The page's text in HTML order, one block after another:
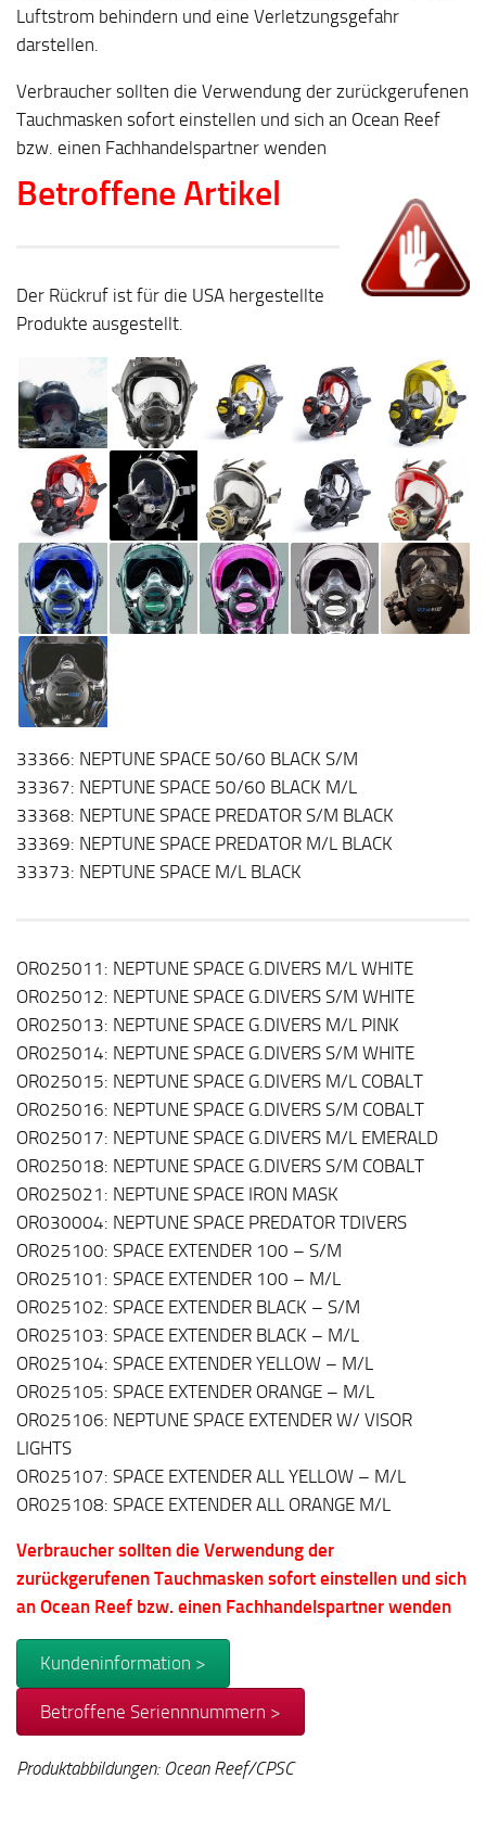
Luftstrom behindern und eine Verletzungsgefahr
darstellen.
Verbraucher sollten die Verwendung der zurückgerufenen
Tauchmasken sofort einstellen und sich an Ocean Reef
bzw. einen Fachhandelspartner wenden
Betroffene Artikel
Der Rückruf ist für die USA hergestellte
Produkte ausgestellt.
33366: NEPTUNE SPACE 50/60 BLACK S/M
33367: NEPTUNE SPACE 50/60 BLACK M/L
33368: NEPTUNE SPACE PREDATOR S/M BLACK
33369: NEPTUNE SPACE PREDATOR M/L BLACK
33373: NEPTUNE SPACE M/L BLACK
OR025011: NEPTUNE SPACE G.DIVERS M/L WHITE
OR025012: NEPTUNE SPACE G.DIVERS S/M WHITE
OR025013: NEPTUNE SPACE G.DIVERS M/L PINK
OR025014: NEPTUNE SPACE G.DIVERS S/M WHITE
OR025015: NEPTUNE SPACE G.DIVERS M/L COBALT
OR025016: NEPTUNE SPACE G.DIVERS S/M COBALT
OR025017: NEPTUNE SPACE G.DIVERS M/L EMERALD
OR025018: NEPTUNE SPACE G.DIVERS S/M COBALT
OR025021: NEPTUNE SPACE IRON MASK
OR030004: NEPTUNE SPACE PREDATOR TDIVERS
OR025100: SPACE EXTENDER 100 – S/M
OR025101: SPACE EXTENDER 100 – M/L
OR025102: SPACE EXTENDER BLACK – S/M
OR025103: SPACE EXTENDER BLACK – M/L
OR025104: SPACE EXTENDER YELLOW – M/L
OR025105: SPACE EXTENDER ORANGE – M/L
OR025106: NEPTUNE SPACE EXTENDER W/ VISOR
LIGHTS
OR025107: SPACE EXTENDER ALL YELLOW – M/L
OR025108: SPACE EXTENDER ALL ORANGE M/L
Verbraucher sollten die Verwendung der
zurückgerufenen Tauchmasken sofort einstellen und sich
an Ocean Reef bzw. einen Fachhandelspartner wenden
Kundeninformation >
Betroffene Seriennnummern >
Produktabbildungen: Ocean Reef/CPSC